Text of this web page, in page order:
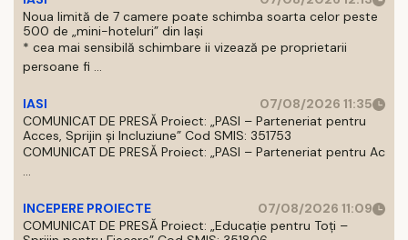
Noua limită de 7 camere poate schimba soarta celor peste
500 de „mini-hoteluri” din Iași
* cea mai sensibilă schimbare ii vizează pe proprietarii
persoane fi ...
IASI
07/08/2026 11:35
COMUNICAT DE PRESĂ Proiect: „PASI – Parteneriat pentru
Acces, Sprijin și Incluziune” Cod SMIS: 351753
COMUNICAT DE PRESĂ Proiect: „PASI – Parteneriat pentru Ac
...
INCEPERE PROIECTE
07/08/2026 11:09
COMUNICAT DE PRESĂ Proiect: „Educație pentru Toți –